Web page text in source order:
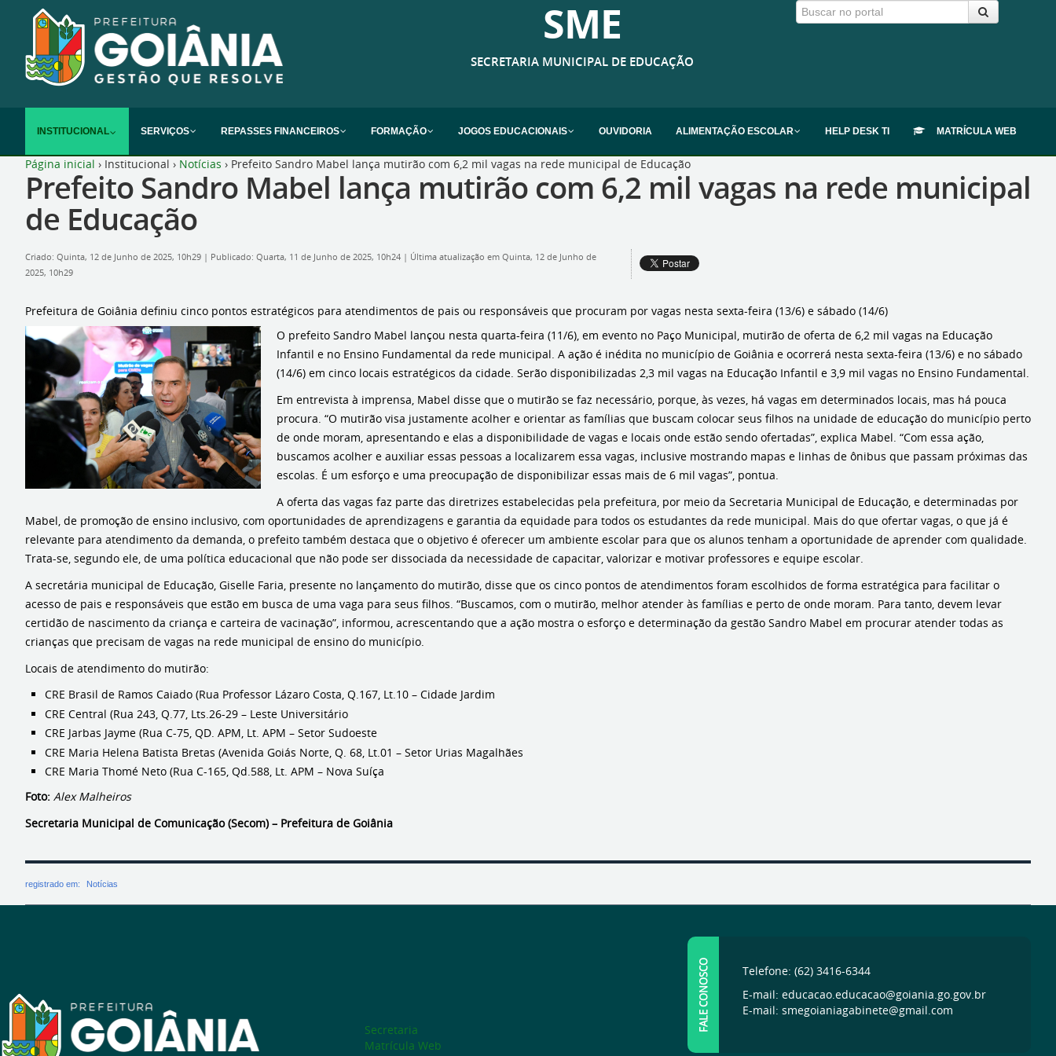
SME
SECRETARIA MUNICIPAL DE EDUCAÇÃO
INSTITUCIONAL SERVIÇOS REPASSES FINANCEIROS FORMAÇÃO JOGOS EDUCACIONAIS OUVIDORIA ALIMENTAÇÃO ESCOLAR HELP DESK TI MATRÍCULA WEB
Página inicial › Institucional › Notícias › Prefeito Sandro Mabel lança mutirão com 6,2 mil vagas na rede municipal de Educação
Prefeito Sandro Mabel lança mutirão com 6,2 mil vagas na rede municipal
de Educação
Criado: Quinta, 12 de Junho de 2025, 10h29 | Publicado: Quarta, 11 de Junho de 2025, 10h24 | Última atualização em Quinta, 12 de Junho de
2025, 10h29
Prefeitura de Goiânia definiu cinco pontos estratégicos para atendimentos de pais ou responsáveis que procuram por vagas nesta sexta-feira (13/6) e sábado (14/6)
O prefeito Sandro Mabel lançou nesta quarta-feira (11/6), em evento no Paço Municipal, mutirão de oferta de 6,2 mil vagas na Educação
Infantil e no Ensino Fundamental da rede municipal. A ação é inédita no município de Goiânia e ocorrerá nesta sexta-feira (13/6) e no sábado
(14/6) em cinco locais estratégicos da cidade. Serão disponibilizadas 2,3 mil vagas na Educação Infantil e 3,9 mil vagas no Ensino Fundamental.
Em entrevista à imprensa, Mabel disse que o mutirão se faz necessário, porque, às vezes, há vagas em determinados locais, mas há pouca
procura. “O mutirão visa justamente acolher e orientar as famílias que buscam colocar seus filhos na unidade de educação do município perto
de onde moram, apresentando e elas a disponibilidade de vagas e locais onde estão sendo ofertadas”, explica Mabel. “Com essa ação,
buscamos acolher e auxiliar essas pessoas a localizarem essa vagas, inclusive mostrando mapas e linhas de ônibus que passam próximas das
escolas. É um esforço e uma preocupação de disponibilizar essas mais de 6 mil vagas”, pontua.
A oferta das vagas faz parte das diretrizes estabelecidas pela prefeitura, por meio da Secretaria Municipal de Educação, e determinadas por
Mabel, de promoção de ensino inclusivo, com oportunidades de aprendizagens e garantia da equidade para todos os estudantes da rede municipal. Mais do que ofertar vagas, o que já é
relevante para atendimento da demanda, o prefeito também destaca que o objetivo é oferecer um ambiente escolar para que os alunos tenham a oportunidade de aprender com qualidade.
Trata-se, segundo ele, de uma política educacional que não pode ser dissociada da necessidade de capacitar, valorizar e motivar professores e equipe escolar.
A secretária municipal de Educação, Giselle Faria, presente no lançamento do mutirão, disse que os cinco pontos de atendimentos foram escolhidos de forma estratégica para facilitar o
acesso de pais e responsáveis que estão em busca de uma vaga para seus filhos. “Buscamos, com o mutirão, melhor atender às famílias e perto de onde moram. Para tanto, devem levar
certidão de nascimento da criança e carteira de vacinação”, informou, acrescentando que a ação mostra o esforço e determinação da gestão Sandro Mabel em procurar atender todas as
crianças que precisam de vagas na rede municipal de ensino do município.
Locais de atendimento do mutirão:
CRE Brasil de Ramos Caiado (Rua Professor Lázaro Costa, Q.167, Lt.10 – Cidade Jardim
CRE Central (Rua 243, Q.77, Lts.26-29 – Leste Universitário
CRE Jarbas Jayme (Rua C-75, QD. APM, Lt. APM – Setor Sudoeste
CRE Maria Helena Batista Bretas (Avenida Goiás Norte, Q. 68, Lt.01 – Setor Urias Magalhães
CRE Maria Thomé Neto (Rua C-165, Qd.588, Lt. APM – Nova Suíça
Foto: Alex Malheiros
Secretaria Municipal de Comunicação (Secom) – Prefeitura de Goiânia
registrado em: Notícias
Secretaria
Matrícula Web
FALE CONOSCO
Telefone: (62) 3416-6344
E-mail: educacao.educacao@goiania.go.gov.br
E-mail: smegoianiagabinete@gmail.com